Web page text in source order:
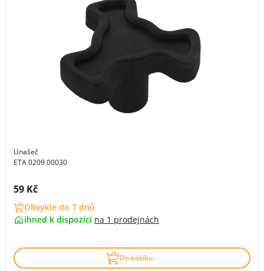
Unašeč
ETA 0209 00030
Cena s DPH:
59 Kč
Obvykle do 7 dnů
ihned k dispozici na 1 prodejnách
Do košíku